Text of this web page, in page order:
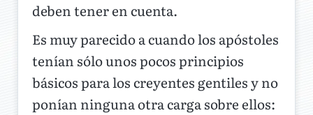
deben tener en cuenta.
Es muy parecido a cuando los apóstoles
tenían sólo unos pocos principios
básicos para los creyentes gentiles y no
ponían ninguna otra carga sobre ellos: